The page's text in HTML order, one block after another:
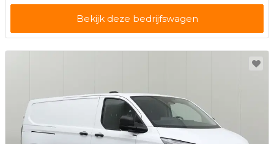
Bekijk deze bedrijfswagen